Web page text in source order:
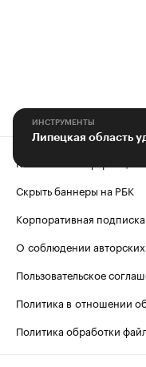
ИНСТРУМЕНТЫ
Контактная информация
Скрыть баннеры на РБК
Корпоративная подписка
О соблюдении
Пользовательское
Политика в отношении
Политика обработки